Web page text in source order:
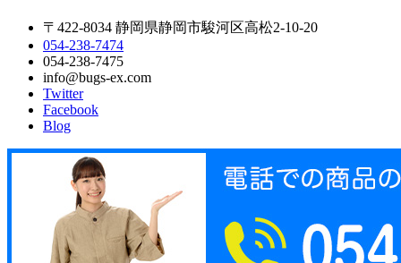
〒422-8034 静岡県静岡市駿河区高松2-10-20
054-238-7474
054-238-7475
info@bugs-ex.com
Twitter
Facebook
Blog